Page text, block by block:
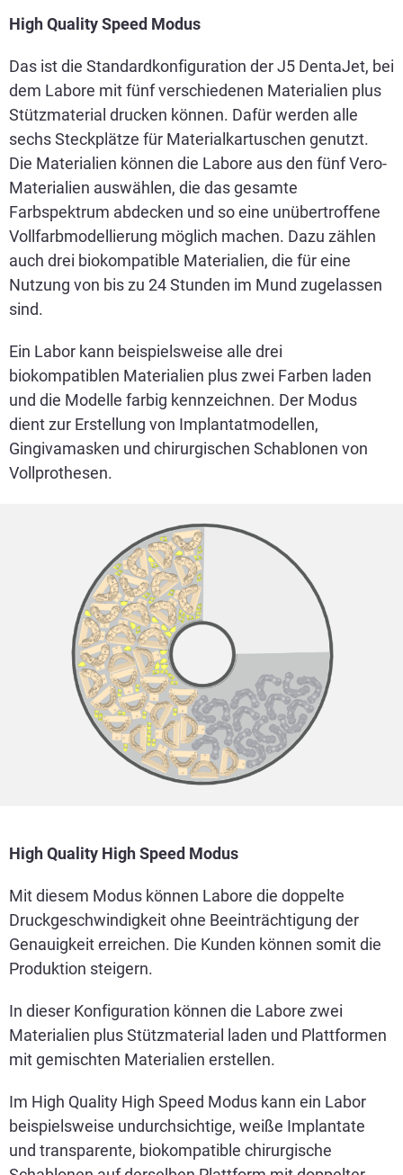
High Quality Speed Modus
Das ist die Standardkonfiguration der J5 DentaJet, bei
dem Labore mit fünf verschiedenen Materialien plus
Stützmaterial drucken können. Dafür werden alle
sechs Steckplätze für Materialkartuschen genutzt.
Die Materialien können die Labore aus den fünf Vero-
Materialien auswählen, die das gesamte
Farbspektrum abdecken und so eine unübertroffene
Vollfarbmodellierung möglich machen. Dazu zählen
auch drei biokompatible Materialien, die für eine
Nutzung von bis zu 24 Stunden im Mund zugelassen
sind.
Ein Labor kann beispielsweise alle drei
biokompatiblen Materialien plus zwei Farben laden
und die Modelle farbig kennzeichnen. Der Modus
dient zur Erstellung von Implantatmodellen,
Gingivamasken und chirurgischen Schablonen von
Vollprothesen.
High Quality High Speed Modus
Mit diesem Modus können Labore die doppelte
Druckgeschwindigkeit ohne Beeinträchtigung der
Genauigkeit erreichen. Die Kunden können somit die
Produktion steigern.
In dieser Konfiguration können die Labore zwei
Materialien plus Stützmaterial laden und Plattformen
mit gemischten Materialien erstellen.
Im High Quality High Speed Modus kann ein Labor
beispielsweise undurchsichtige, weiße Implantate
und transparente, biokompatible chirurgische